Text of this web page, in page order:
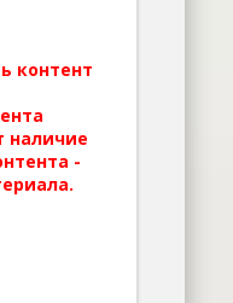
контент
наличие
-